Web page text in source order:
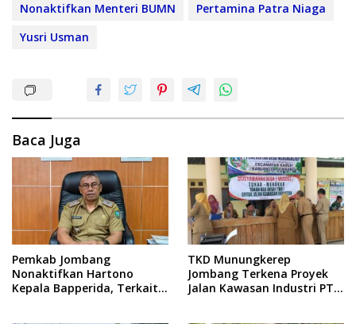
Nonaktifkan Menteri BUMN
Pertamina Patra Niaga
Yusri Usman
Baca Juga
Pemkab Jombang
Nonaktifkan Hartono
Kepala Bapperida, Terkait
TKD Munungkerep
Jombang Terkena Proyek
Jalan Kawasan Industri PT